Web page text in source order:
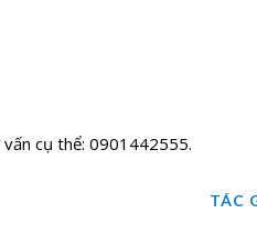
cụ thể: 0901442555.
TÁC